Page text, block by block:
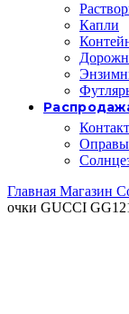
Капли
Оправы
Главная Магазин
очки GUCCI